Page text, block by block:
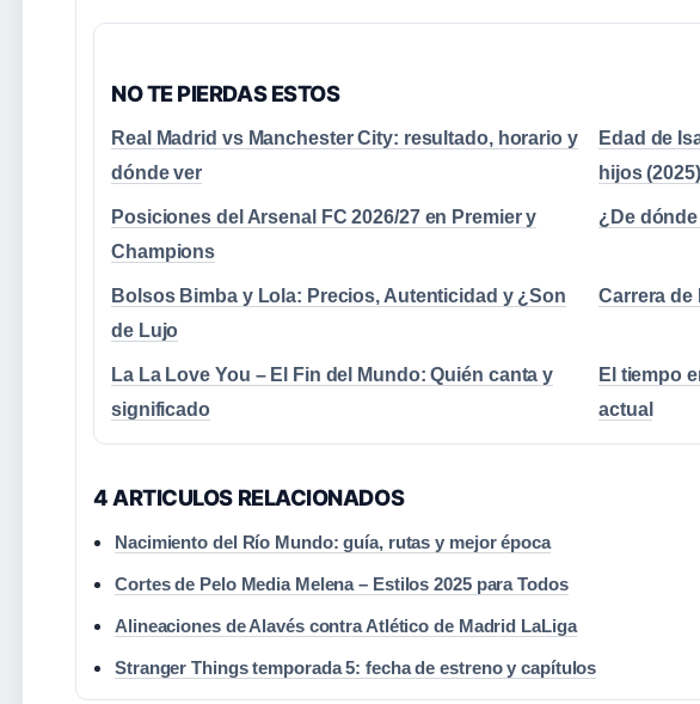
NO TE PIERDAS ESTOS
Real Madrid vs Manchester City: resultado, horario y
dónde ver
Edad de
hijos (2025)
Posiciones del Arsenal FC 2026/27 en Premier y
Champions
¿De
Bolsos Bimba y Lola: Precios, Autenticidad y ¿Son
de Lujo
Carrera de
La La Love You – El Fin del Mundo: Quién canta y
significado
El tiempo
actual
4 ARTICULOS RELACIONADOS
Nacimiento del Río Mundo: guía, rutas y mejor época
Cortes de Pelo Media Melena – Estilos 2025 para Todos
Alineaciones de Alavés contra Atlético de Madrid LaLiga
Stranger Things temporada 5: fecha de estreno y capítulos